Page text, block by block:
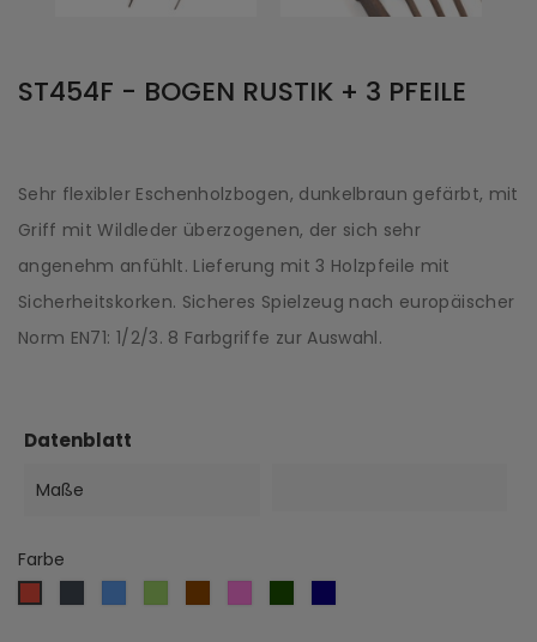
ST454F - BOGEN RUSTIK + 3 PFEILE
Sehr flexibler Eschenholzbogen, dunkelbraun gefärbt, mit
Griff mit Wildleder überzogenen, der sich sehr
angenehm anfühlt. Lieferung mit 3 Holzpfeile mit
Sicherheitskorken. Sicheres Spielzeug nach europäischer
Norm EN71: 1/2/3. 8 Farbgriffe zur Auswahl.
Datenblatt
Maße
Farbe